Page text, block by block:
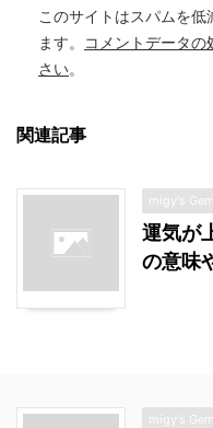
このサイトはスパムを
ます。
コメントデータ
さい。
関連記事
migy's Gem
運気が
の意味
migy's Gem